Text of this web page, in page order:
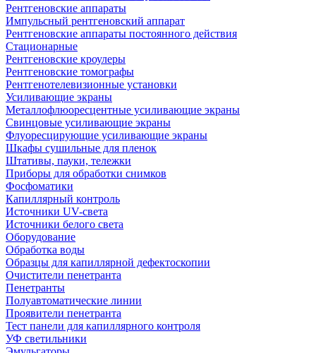
Рентгеновские аппараты
Импульсный рентгеновский аппарат
Рентгеновские аппараты постоянного действия
Стационарные
Рентгеновские кроулеры
Рентгеновские томографы
Рентгенотелевизионные установки
Усиливающие экраны
Металлофлюоресцентные усиливающие экраны
Свинцовые усиливающие экраны
Флуоресцирующие усиливающие экраны
Шкафы сушильные для пленок
Штативы, пауки, тележки
Приборы для обработки снимков
Фосфоматики
Капиллярный контроль
Источники UV-света
Источники белого света
Оборудование
Обработка воды
Образцы для капиллярной дефектоскопии
Очистители пенетранта
Пенетранты
Полуавтоматические линии
Проявители пенетранта
Тест панели для капиллярного контроля
УФ светильники